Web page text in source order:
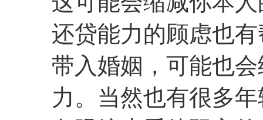
还贷能力的顾虑也
带入婚姻，可能也
力。当然也有很多